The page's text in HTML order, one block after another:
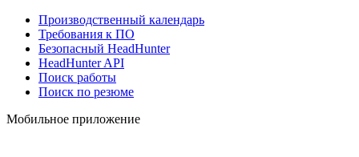
Производственный календарь
Требования к ПО
Безопасный HeadHunter
HeadHunter API
Поиск работы
Поиск по резюме
Мобильное приложение